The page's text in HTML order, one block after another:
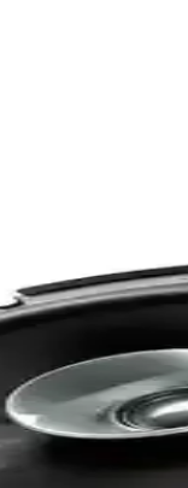
kaliteli ses deneyimi
hoparlörlerdir.